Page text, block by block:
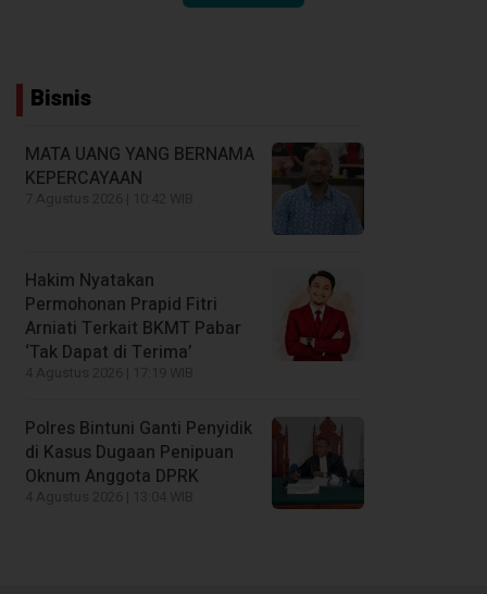
Bisnis
MATA UANG YANG BERNAMA
KEPERCAYAAN
Hakim Nyatakan
Permohonan Prapid Fitri
Arniati Terkait BKMT Pabar
‘Tak Dapat di Terima’
Polres Bintuni Ganti Penyidik
di Kasus Dugaan Penipuan
Oknum Anggota DPRK